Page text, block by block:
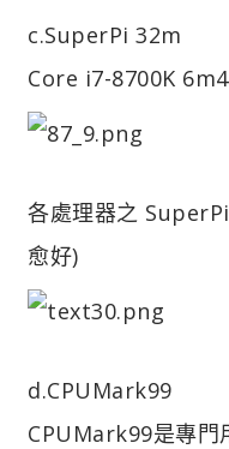
c.SuperPi 32m
Core i7-8700K
各處理器之
愈好)
d.CPUMark99
CPUMark99是專